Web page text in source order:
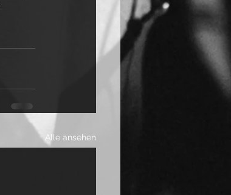
Alle ansehen